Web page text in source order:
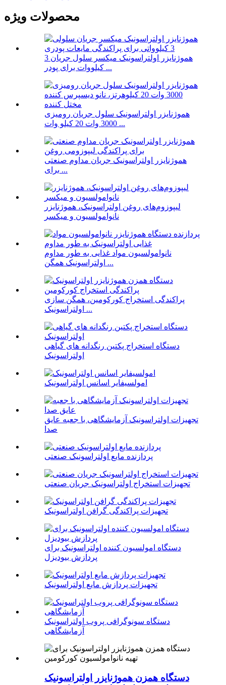
محصولات ویژه
هموژنایزر اولتراسونیک میکسر سلول جریان 3
کیلووات برای پودر ...
هموژنایزر اولتراسونیک سلول جریان رومیزی
3000 وات 20 کیلو وات ...
هموژنایزر اولتراسونیک جریان مداوم صنعتی
برای ...
لیپوزوم‌های روغن اولتراسونیک، هموژنایزر
نانوامولسیون و میکسر
نانوامولسیون مواد غذایی به طور مداوم
اولتراسونیک همگن ...
پراکندگی استخراج کورکومین، همگن سازی
اولتراسونیک ...
دستگاه استخراج پکتین رنگدانه های گیاهی
اولتراسونیک
امولسیفایر اسانس اولتراسونیک
تجهیزات اولتراسونیک آزمایشگاهی با جعبه عایق
صدا
پردازنده مایع اولتراسونیک صنعتی
تجهیزات استخراج اولتراسونیک جریان صنعتی
تجهیزات پراکندگی گرافن اولتراسونیک
دستگاه امولسیون کننده اولتراسونیک برای
پردازش بیودیزل
تجهیزات پردازش مایع اولتراسونیک
دستگاه سونوگرافی پروب اولتراسونیک
آزمایشگاهی
دستگاه همزن هموژنایزر اولتراسونیک